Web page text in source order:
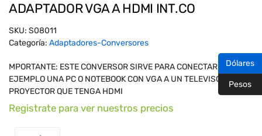
ADAPTADOR VGA A HDMI INT.CO
SKU: S08011
Categoría: Adaptadores-Conversores
MPORTANTE: ESTE CONVERSOR SIRVE PARA CONECTAR POR
EJEMPLO UNA PC O NOTEBOOK CON VGA A UN TELEVISOR,
PROYECTOR QUE TENGA HDMI
Registrate para ver nuestros precios
Dólares
Pesos